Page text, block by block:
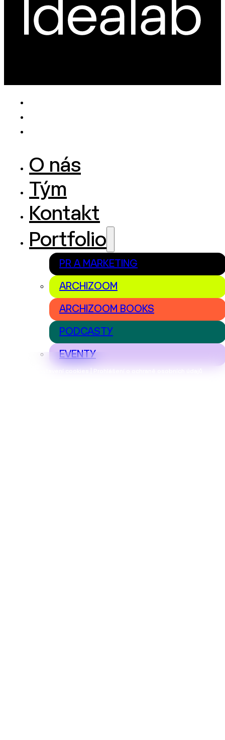
Nastavení cookies | Prohlášení o ochraně osobních údajů
O nás
Tým
Kontakt
Portfolio
PR A MARKETING
ARCHIZOOM
ARCHIZOOM BOOKS
PODCASTY
EVENTY